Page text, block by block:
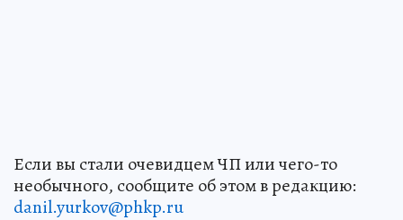
Если вы стали очевидцем ЧП или чего-то
необычного, сообщите об этом в редакцию:
danil.yurkov@phkp.ru